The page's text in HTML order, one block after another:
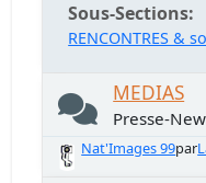
Sous-Sections
RENCONTRES &
MEDIAS
Presse-
Nat'Images 99par